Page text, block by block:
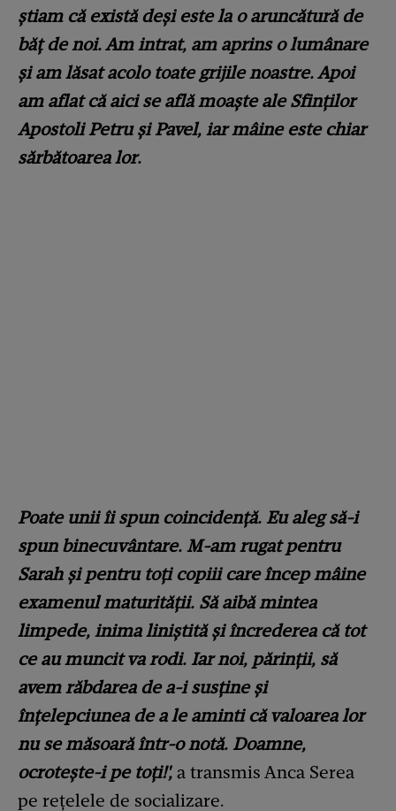
știam că există deși este la o aruncătură de
băț de noi. Am intrat, am aprins o lumânare
și am lăsat acolo toate grijile noastre. Apoi
am aflat că aici se află moaște ale Sfinților
Apostoli Petru și Pavel, iar mâine este chiar
sărbătoarea lor.
Poate unii îi spun coincidență. Eu aleg să-i
spun binecuvântare. M-am rugat pentru
Sarah și pentru toți copiii care încep mâine
examenul maturității. Să aibă mintea
limpede, inima liniștită și încrederea că tot
ce au muncit va rodi. Iar noi, părinții, să
avem răbdarea de a-i susține și
înțelepciunea de a le aminti că valoarea lor
nu se măsoară într-o notă. Doamne,
ocrotește-i pe toți!', a transmis Anca Serea
pe rețelele de socializare.